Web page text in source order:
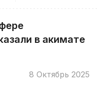
в акимате
8 Октябрь 2025